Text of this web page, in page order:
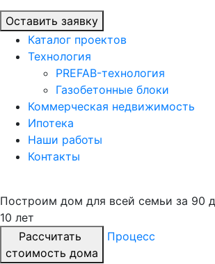
Оставить заявку
Каталог проектов
Технология
PREFAB-технология
Газобетонные блоки
Коммерческая недвижимость
Ипотека
Наши работы
Контакты
Построим дом для всей семьи за 90
10 лет
Рассчитать
стоимость дома
Процесс